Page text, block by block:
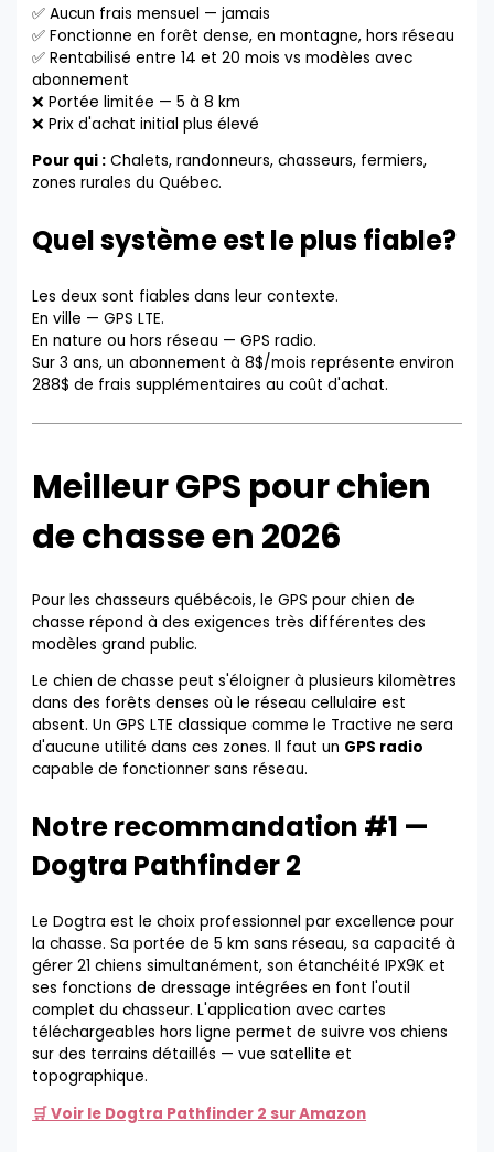
✅ Aucun frais mensuel — jamais
✅ Fonctionne en forêt dense, en montagne, hors réseau
✅ Rentabilisé entre 14 et 20 mois vs modèles avec
abonnement
❌ Portée limitée — 5 à 8 km
❌ Prix d'achat initial plus élevé
Pour qui : Chalets, randonneurs, chasseurs, fermiers,
zones rurales du Québec.
Quel système est le plus fiable?
Les deux sont fiables dans leur contexte.
En ville — GPS LTE.
En nature ou hors réseau — GPS radio.
Sur 3 ans, un abonnement à 8$/mois représente environ
288$ de frais supplémentaires au coût d'achat.
Meilleur GPS pour chien
de chasse en 2026
Pour les chasseurs québécois, le GPS pour chien de
chasse répond à des exigences très différentes des
modèles grand public.
Le chien de chasse peut s'éloigner à plusieurs kilomètres
dans des forêts denses où le réseau cellulaire est
absent. Un GPS LTE classique comme le Tractive ne sera
d'aucune utilité dans ces zones. Il faut un GPS radio
capable de fonctionner sans réseau.
Notre recommandation #1 —
Dogtra Pathfinder 2
Le Dogtra est le choix professionnel par excellence pour
la chasse. Sa portée de 5 km sans réseau, sa capacité à
gérer 21 chiens simultanément, son étanchéité IPX9K et
ses fonctions de dressage intégrées en font l'outil
complet du chasseur. L'application avec cartes
téléchargeables hors ligne permet de suivre vos chiens
sur des terrains détaillés — vue satellite et
topographique.
🛒 Voir le Dogtra Pathfinder 2 sur Amazon